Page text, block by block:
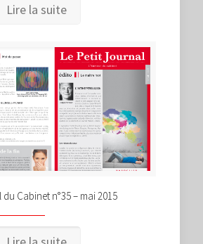
Lire la suite
Cabinet n°35 – mai 2015